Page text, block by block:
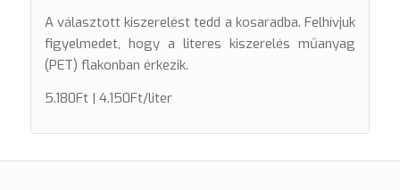
A választott kiszerelést tedd a kosaradba. Felhívjuk
figyelmedet, hogy a literes kiszerelés műanyag
(PET) flakonban érkezik.
5.180Ft | 4.150Ft/liter